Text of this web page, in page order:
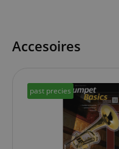
Accesoires
past precies